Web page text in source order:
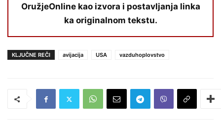
OružjeOnline kao izvora i postavljanja linka
ka originalnom tekstu.
KLJUČNE REČI avijacija USA vazduhoplovstvo